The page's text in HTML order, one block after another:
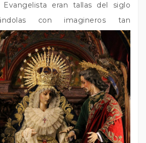
eran tallas del siglo
con imagineros tan